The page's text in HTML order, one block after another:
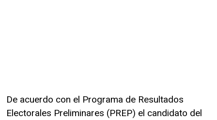
De acuerdo con el Programa de Resultados
Electorales Preliminares (PREP) el candidato del